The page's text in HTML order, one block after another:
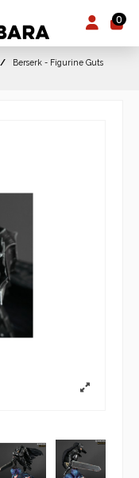
0
Berserk - Figurine Guts